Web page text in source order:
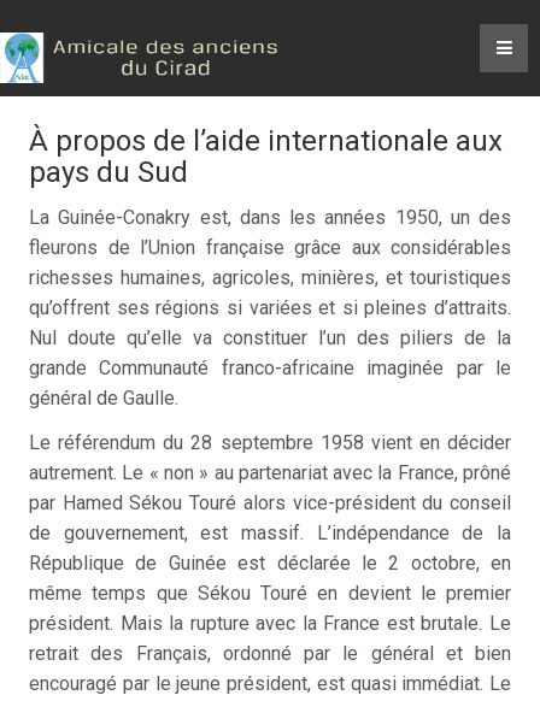
À propos de l’aide internationale aux
pays du Sud
La Guinée-Conakry est, dans les années 1950, un des
fleurons de l’Union française grâce aux considérables
richesses humaines, agricoles, minières, et touristiques
qu’offrent ses régions si variées et si pleines d’attraits.
Nul doute qu’elle va constituer l’un des piliers de la
grande Communauté franco-africaine imaginée par le
général de Gaulle.
Le référendum du 28 septembre 1958 vient en décider
autrement. Le « non » au partenariat avec la France, prôné
par Hamed Sékou Touré alors vice-président du conseil
de gouvernement, est massif. L’indépendance de la
République de Guinée est déclarée le 2 octobre, en
même temps que Sékou Touré en devient le premier
président. Mais la rupture avec la France est brutale. Le
retrait des Français, ordonné par le général et bien
encouragé par le jeune président, est quasi immédiat. Le